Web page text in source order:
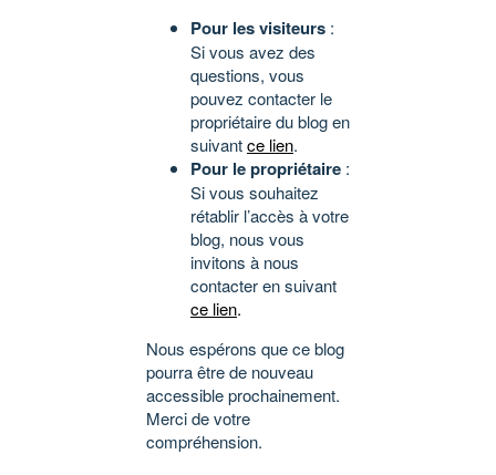
Pour les visiteurs :
Si vous avez des
questions, vous
pouvez contacter le
propriétaire du blog en
suivantce lien.
Pour le propriétaire :
Si vous souhaitez
rétablir l’accès à votre
blog, nous vous
invitons à nous
contacter en suivant
ce lien.
Nous espérons que ce blog
pourra être de nouveau
accessible prochainement.
Merci de votre
compréhension.